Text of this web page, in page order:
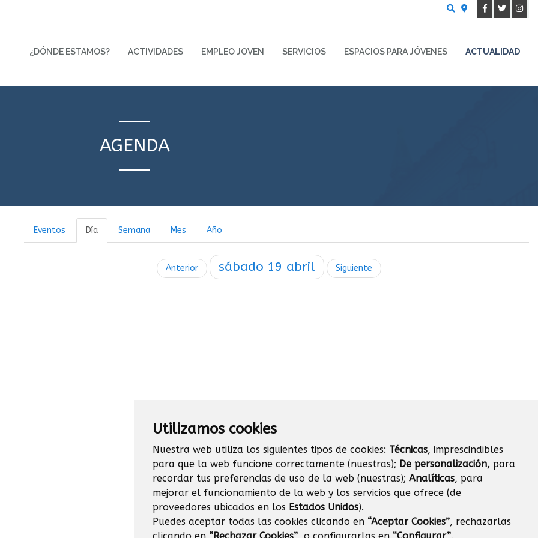
Utilizamos cookies
Nuestra web utiliza los siguientes tipos de cookies: Técnicas, imprescindibles
para que la web funcione correctamente (nuestras); De personalización, para
recordar tus preferencias de uso de la web (nuestras); Analíticas, para
mejorar el funcionamiento de la web y los servicios que ofrece (de
proveedores ubicados en los Estados Unidos).
Puedes aceptar todas las cookies clicando en “Aceptar Cookies”, rechazarlas
¿DÓNDE ESTAMOS? ACTIVIDADES EMPLEO JOVEN SERVICIOS ESPACIOS PARA JÓVENES ACTUALIDAD
AGENDA
Eventos Día Semana Mes Año
Anterior sábado 19 abril Siguiente